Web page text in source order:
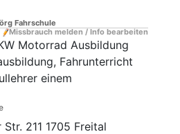
Fahrschule
Missbrauch melden / Info bearbeiten
Motorrad Ausbildung
Fahrunterricht
einem
211 1705 Freital